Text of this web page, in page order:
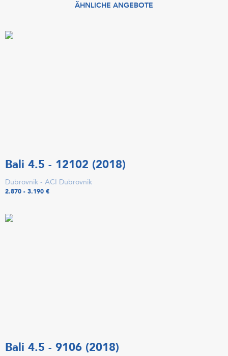
ÄHNLICHE ANGEBOTE
Bali 4.5 - 12102 (2018)
Dubrovnik - ACI Dubrovnik
2.870 - 3.190 €
Bali 4.5 - 9106 (2018)